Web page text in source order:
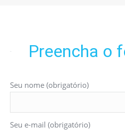
Preencha o
Seu nome (obrigatório)
Seu e-mail (obrigatório)